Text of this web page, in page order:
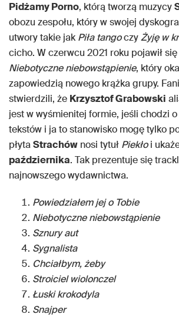
Pidżamy Porno, którą tworzą muzycy
obozu zespołu, który w swojej
utwory takie jakPiła tangoczyŻyję w
cicho. W czerwcu 2021 roku pojawił
Niebotyczne niebowstąpienie, który
zapowiedzią nowego krążka grupy.
stwierdzili, że Krzysztof Grabowski
jest w wyśmienitej formie, jeśli chodzi
tekstów i ja to stanowisko mogę tylko
płytaStrachów nosi tytuł Piekłoi
października. Tak prezentuje się
najnowszego wydawnictwa.
Powiedziałem jej o Tobie
Niebotyczne niebowstąpienie
Sznury aut
Sygnalista
Chciałbym, żeby
Stroiciel wiolonczel
Łuski krokodyla
Snajper